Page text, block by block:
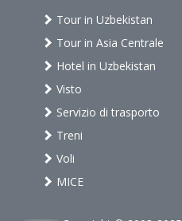
Tour in Uzbekistan
Tour in Asia Centrale
Hotel in Uzbekistan
Visto
Servizio di trasporto
Treni
Voli
MICE